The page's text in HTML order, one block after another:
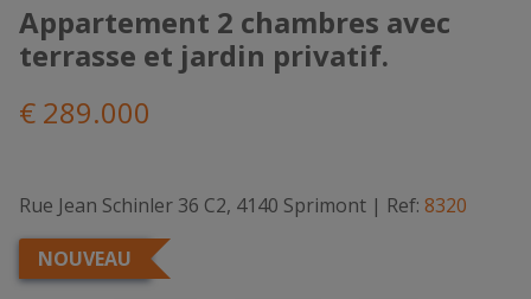
Appartement 2 chambres avec
terrasse et jardin privatif.
€ 289.000
Rue Jean Schinler 36 C2, 4140 Sprimont | Ref: 8320
NOUVEAU